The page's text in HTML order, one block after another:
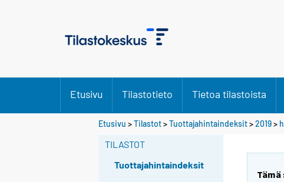
Etusivu Tilastotieto Tietoa tilastoista
Etusivu >Tilastot>Tuottajahintaindeksit>2019>
TILASTOT
Tuottajahintaindeksit